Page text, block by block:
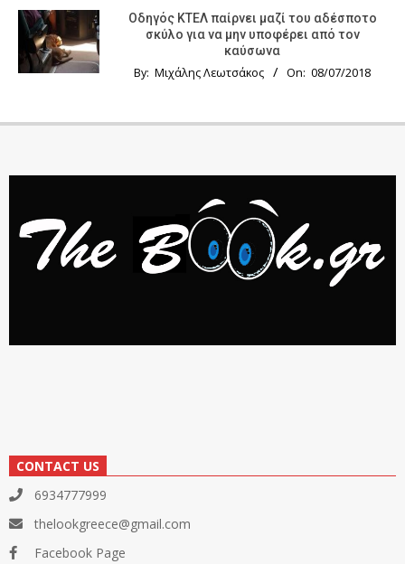
Οδηγός KTΕΛ παίρνει μαζί του αδέσποτο
σκύλο για να μην υποφέρει από τον
καύσωνα
By: Μιχάλης Λεωτσάκος On: 08/07/2018
CONTACT US
6934777999
thelookgreece@gmail.com
Facebook Page